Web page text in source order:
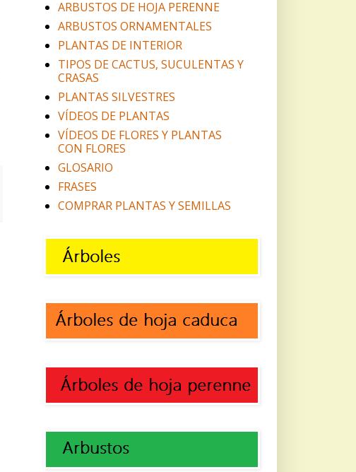
ARBUSTOS DE HOJA PERENNE
ARBUSTOS ORNAMENTALES
PLANTAS DE INTERIOR
TIPOS DE CACTUS, SUCULENTAS Y
CRASAS
PLANTAS SILVESTRES
VÍDEOS DE PLANTAS
VÍDEOS DE FLORES Y PLANTAS
CON FLORES
GLOSARIO
FRASES
COMPRAR PLANTAS Y SEMILLAS